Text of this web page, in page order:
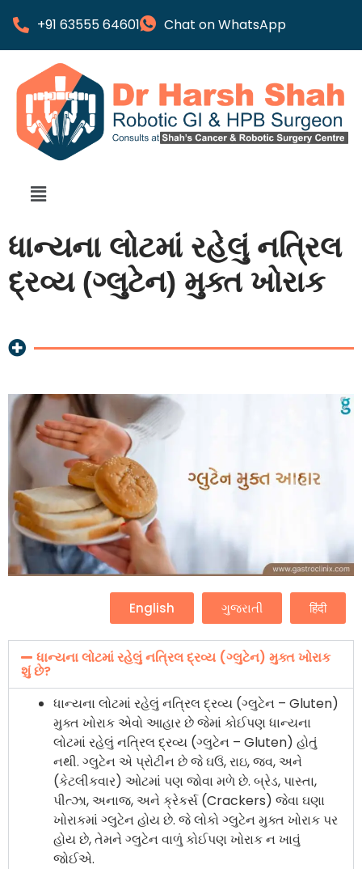
+91 63555 64601 Chat on WhatsApp
ધાન્યના લોટમાં રહેલું નત્રિલ
દ્રવ્ય (ગ્લુટેન) મુક્ત ખોરાક
English ગુજરાતી हिंदी
ધાન્યના લોટમાં રહેલું નત્રિલ દ્રવ્ય (ગ્લુટેન) મુક્ત ખોરાક
શું છે?
ધાન્યના લોટમાં રહેલું નત્રિલ દ્રવ્ય (ગ્લુટેન – Gluten)
મુક્ત ખોરાક એવો આહાર છે જેમાં કોઈપણ ધાન્યના
લોટમાં રહેલું નત્રિલ દ્રવ્ય (ગ્લુટેન – Gluten) હોતું
નથી. ગ્લુટેન એ પ્રોટીન છે જે ઘઉં, રાઇ, જવ, અને
(કેટલીકવાર) ઓટમાં પણ જોવા મળે છે. બ્રેડ, પાસ્તા,
પીત્ઝા, અનાજ, અને ક્રેકર્સ (Crackers) જેવા ઘણા
ખોરાકમાં ગ્લુટેન હોય છે. જે લોકો ગ્લુટેન મુક્ત ખોરાક પર
હોય છે, તેમને ગ્લુટેન વાળું કોઈપણ ખોરાક ન ખાવું
જોઈએ.